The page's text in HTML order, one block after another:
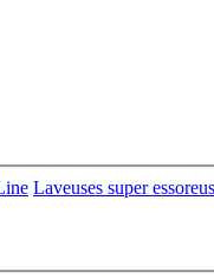
Laveuses super